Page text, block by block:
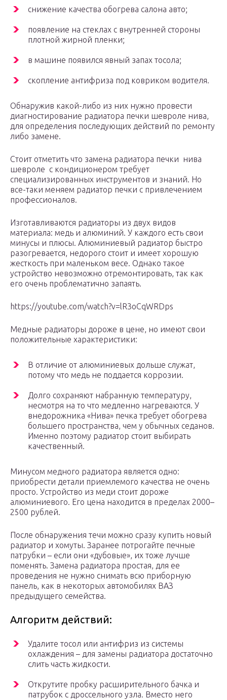
снижение качества обогрева салона авто;
появление на стеклах с внутренней стороны
плотной жирной пленки;
в машине появился явный запах тосола;
скопление антифриза под ковриком водителя.
Обнаружив какой-либо из них нужно провести
диагностирование радиатора печки шевроле нива,
для определения последующих действий по ремонту
либо замене.
Стоит отметить что замена радиатора печки нива
шевроле с кондиционером требует
специализированных инструментов и знаний. Но
все-таки меняем радиатор печки с привлечением
профессионалов.
Изготавливаются радиаторы из двух видов
материала: медь и алюминий. У каждого есть свои
минусы и плюсы. Алюминиевый радиатор быстро
разогревается, недорого стоит и имеет хорошую
жесткость при маленьком весе. Однако такое
устройство невозможно отремонтировать, так как
его очень проблематично запаять.
https://youtube.com/watch?v=lR3oCqWRDps
Медные радиаторы дороже в цене, но имеют свои
положительные характеристики:
В отличие от алюминиевых дольше служат,
потому что медь не поддается коррозии.
Долго сохраняют набранную температуру,
несмотря на то что медленно нагреваются. У
внедорожника «Нива» печка требует обогрева
большего пространства, чем у обычных седанов.
Именно поэтому радиатор стоит выбирать
качественный.
Минусом медного радиатора является одно:
приобрести детали приемлемого качества не очень
просто. Устройство из меди стоит дороже
алюминиевого. Его цена находится в пределах 2000–
2500 рублей.
После обнаружения течи можно сразу купить новый
радиатор и хомуты. Заранее потрогайте печные
патрубки – если они «дубовые», их тоже лучше
поменять. Замена радиатора простая, для ее
проведения не нужно снимать всю приборную
панель, как в некоторых автомобилях ВАЗ
предыдущего семейства.
Алгоритм действий:
Удалите тосол или антифриз из системы
охлаждения – для замены радиатора достаточно
слить часть жидкости.
Открутите пробку расширительного бачка и
патрубок с дроссельного узла. Вместо него